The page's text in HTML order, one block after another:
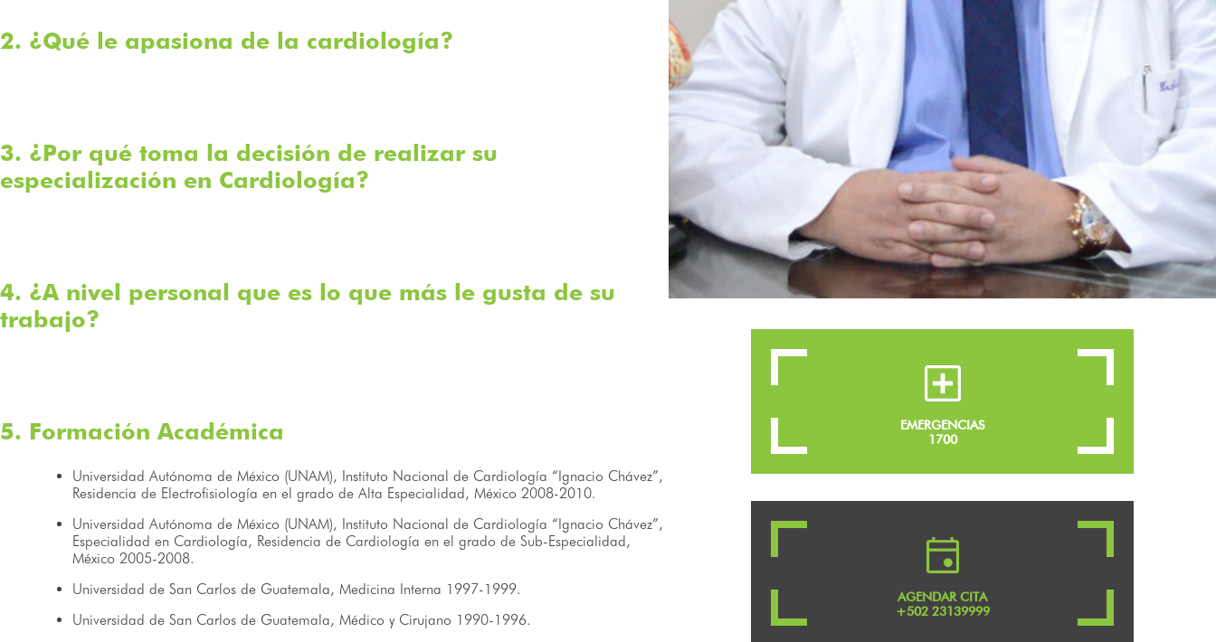
2. ¿Qué le apasiona de la cardiología?
3. ¿Por qué toma la decisión de realizar su
especialización en Cardiología?
4. ¿A nivel personal que es lo que más le gusta de su
trabajo?
5. Formación Académica
Universidad Autónoma de México (UNAM), Instituto Nacional de Cardiología “Ignacio Chávez”,
Residencia de Electrofisiología en el grado de Alta Especialidad, México 2008-2010.
Universidad Autónoma de México (UNAM), Instituto Nacional de Cardiología “Ignacio Chávez”,
Especialidad en Cardiología, Residencia de Cardiología en el grado de Sub-Especialidad,
México 2005-2008.
Universidad de San Carlos de Guatemala, Medicina Interna 1997-1999.
Universidad de San Carlos de Guatemala, Médico y Cirujano 1990-1996.
EMERGENCIAS
1700
AGENDAR CITA
+502 23139999